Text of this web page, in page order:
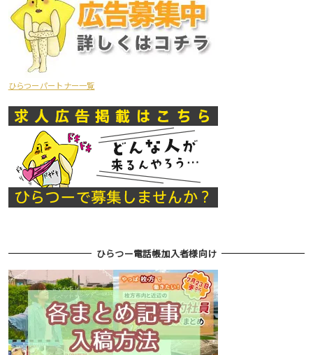
ひらつーパートナー一覧
ひらつー電話帳加入者様向け